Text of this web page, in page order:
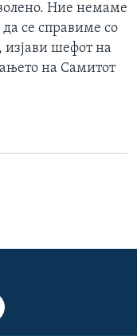
Ние немаме
се справиме со
изјави шефот на
на Самитот